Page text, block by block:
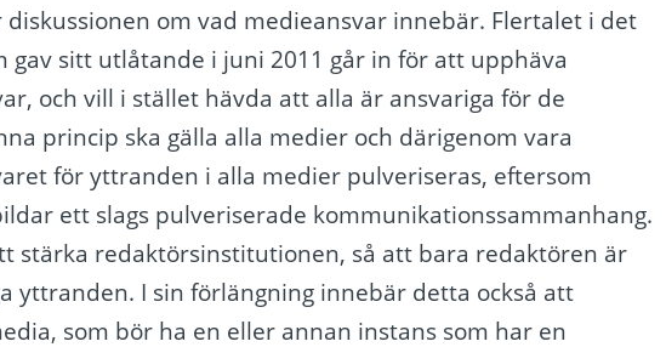
om vad medieansvar innebär. Flertalet i det
gav sitt utlåtande i juni 2011 går in för att upphäva
och vill i stället hävda att alla är ansvariga för de
princip ska gälla alla medier och därigenom vara
för yttranden i alla medier pulveriseras, eftersom
ett slags pulveriserade kommunikationssammanhang.
stärka redaktörsinstitutionen, så att bara redaktören är
yttranden. I sin förlängning innebär detta också att
som bör ha en eller annan instans som har en